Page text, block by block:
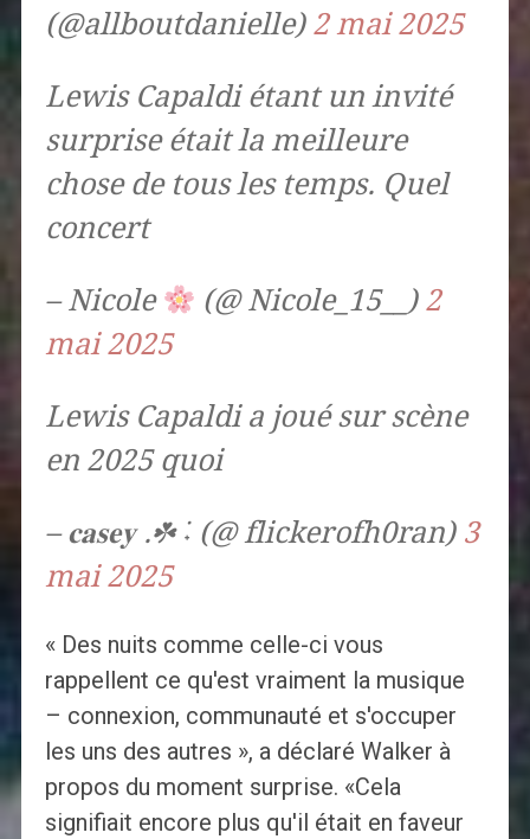
(@allboutdanielle) 2 mai 2025
Lewis Capaldi étant un invité
surprise était la meilleure
chose de tous les temps. Quel
concert
– Nicole (@ Nicole_15__) 2
mai 2025
Lewis Capaldi a joué sur scène
en 2025 quoi
– 𝐜𝐚𝐬𝐞𝐲 .☘︎ ݁˖ (@ flickerofh0ran) 3
mai 2025
« Des nuits comme celle-ci vous
rappellent ce qu'est vraiment la musique
– connexion, communauté et s'occuper
les uns des autres », a déclaré Walker à
propos du moment surprise. «Cela
signifiait encore plus qu'il était en faveur